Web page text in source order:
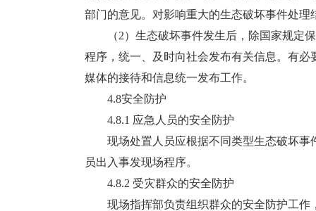
部门的意见。对影响重大的生态破坏事件处理
（2）生态破坏事件发生后，除国家规定保
程序，统一、及时向社会发布有关信息。有
媒体的接待和信息统一发布工作。
4.8安全防护
4.8.1 应急人员的安全防护
现场处置人员应根据不同类型生态破坏事
员出入事发现场程序。
4.8.2 受灾群众的安全防护
现场指挥部负责组织群众的安全防护工作